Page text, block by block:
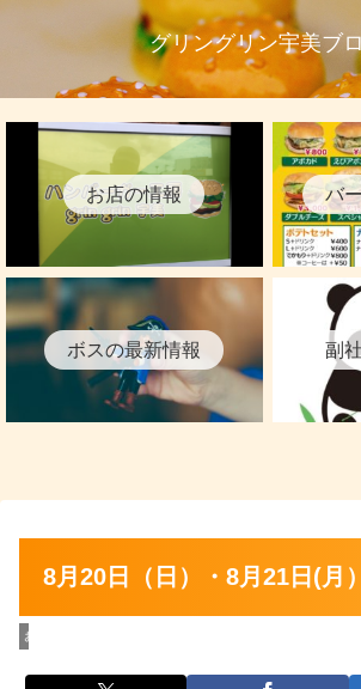
グリングリン宇美ブ
お店の情報 バ
ボスの最新情報 副
8月20日（日）・8月21日(月
お店の情報